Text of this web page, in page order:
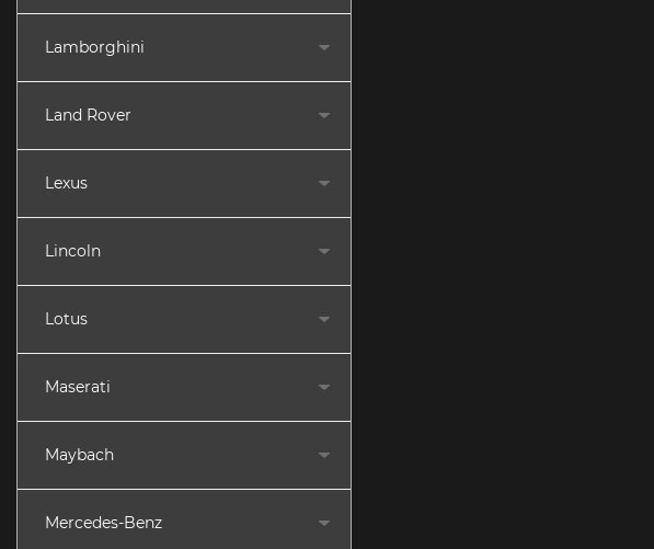
Lamborghini
Land Rover
Lexus
Lincoln
Lotus
Maserati
Maybach
Mercedes-Benz